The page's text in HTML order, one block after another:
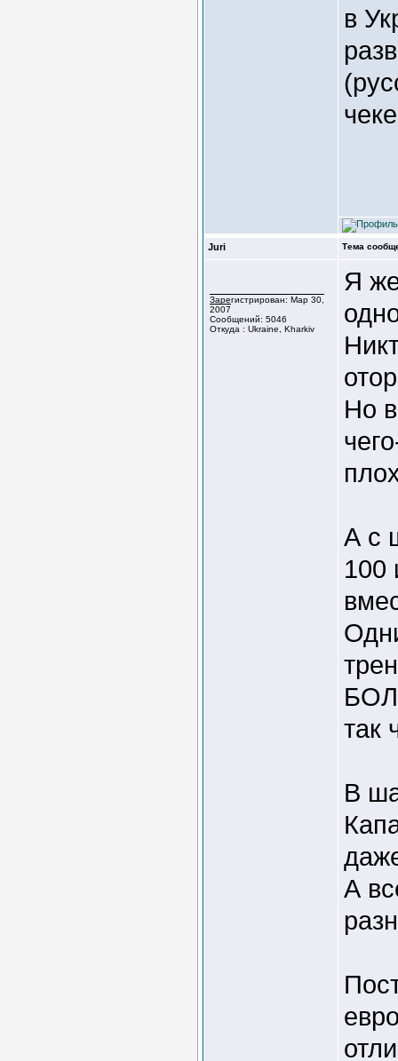
в
Juri Тема
Зарегистрирован: Мар 30,
2007
Сообщений: 5046
Откуда : Ukraine, Kharkiv
Я
Но
А с
100
так
В
А